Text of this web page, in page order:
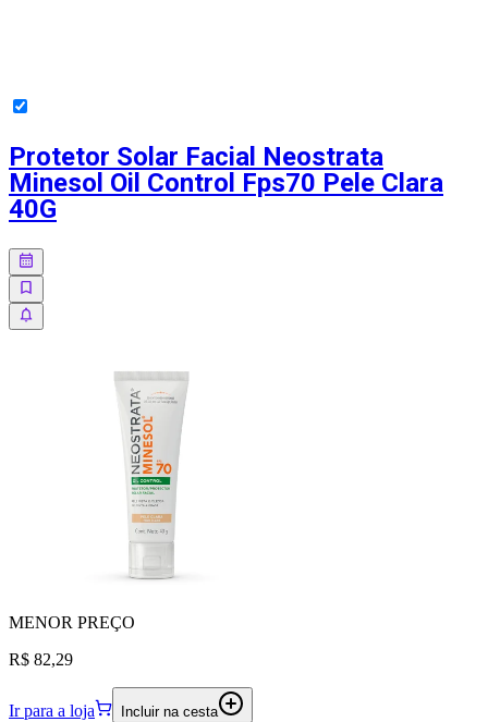
Protetor Solar Facial Neostrata
Minesol Oil Control Fps70 Pele Clara
40G
MENOR PREÇO
R$ 82,29
Ir para a loja Incluir na cesta